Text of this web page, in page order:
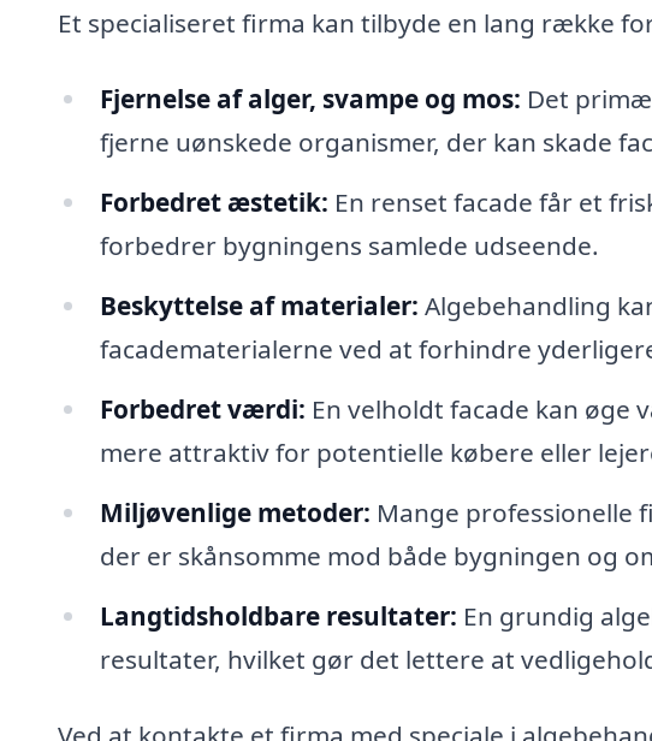
Et specialiseret firma kan tilbyde en lang række
Fjernelse af alger, svampe og mos: Det
fjerne uønskede organismer, der kan skade
Forbedret æstetik: En renset facade får et
forbedrer bygningens samlede udseende.
Beskyttelse af materialer: Algebehandling
facadematerialerne ved at forhindre
Forbedret værdi: En velholdt facade kan øge
mere attraktiv for potentielle købere eller
Miljøvenlige metoder: Mange professionelle
der er skånsomme mod både bygningen og
Langtidsholdbare resultater: En grundig
resultater, hvilket gør det lettere at